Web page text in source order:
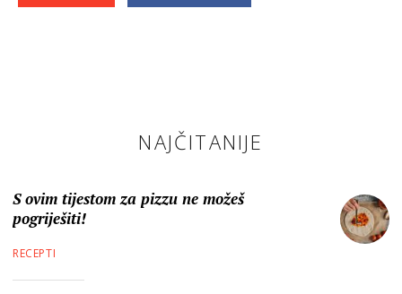
NAJČITANIJE
S ovim tijestom za pizzu ne možeš
pogriješiti!
RECEPTI